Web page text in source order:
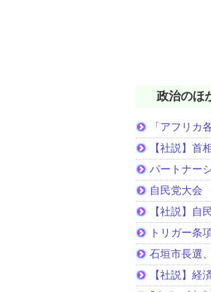
政治のほ
「アフリ
【社説】
パートナー
自民党大会
【社説】
トリガー条
石垣市長選
【社説】